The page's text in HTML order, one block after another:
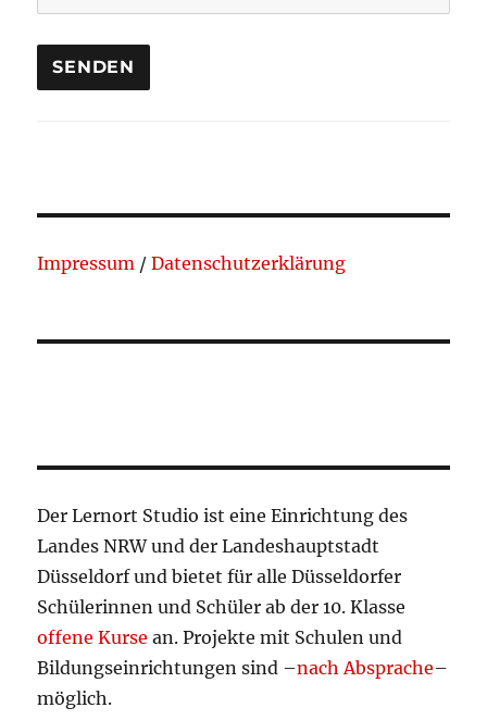
Impressum /Datenschutzerklärung
Der Lernort Studio ist eine Einrichtung des
Landes NRW und der Landeshauptstadt
Düsseldorf und bietet für alle Düsseldorfer
Schülerinnen und Schüler ab der 10. Klasse
offene Kurse an. Projekte mit Schulen und
Bildungseinrichtungen sind –nach Absprache–
möglich.